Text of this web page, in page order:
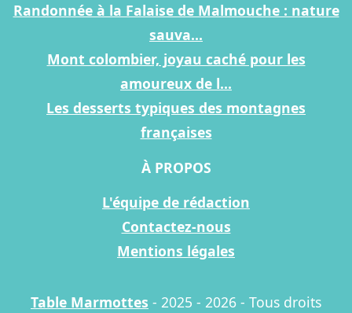
Randonnée à la Falaise de Malmouche : nature
sauva...
Mont colombier, joyau caché pour les
amoureux de l...
Les desserts typiques des montagnes
françaises
À PROPOS
L'équipe de rédaction
Contactez-nous
Mentions légales
Table Marmottes - 2025 - 2026 - Tous droits